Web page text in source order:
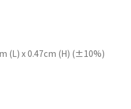
(L) x 0.47cm (H) (±10%)